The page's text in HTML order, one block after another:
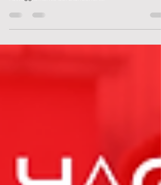
Nucera contro un buon Legnano, sbagliato infatti
l'atteggiamento dei bianconeri...